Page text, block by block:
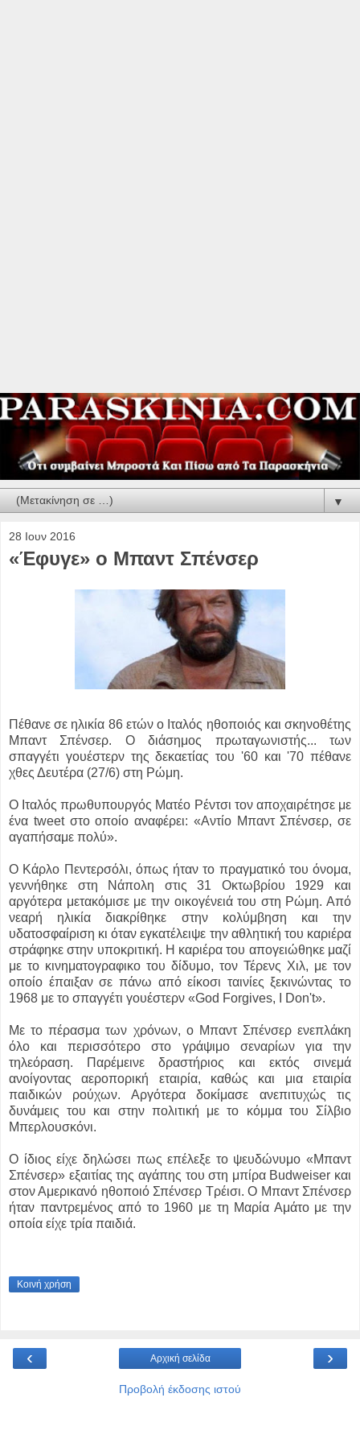
▼
28 Ιουν 2016
«Έφυγε» ο Μπαντ Σπένσερ
Πέθανε σε ηλικία 86 ετών ο Ιταλός ηθοποιός και σκηνοθέτης
Μπαντ Σπένσερ. O διάσημος πρωταγωνιστής... των
σπαγγέτι γουέστερν της δεκαετίας του '60 και '70 πέθανε
χθες Δευτέρα (27/6) στη Ρώμη.
Ο Ιταλός πρωθυπουργός Ματέο Ρέντσι τον αποχαιρέτησε με
ένα tweet στο οποίο αναφέρει: «Αντίο Μπαντ Σπένσερ, σε
αγαπήσαμε πολύ».
Ο Κάρλο Πεντερσόλι, όπως ήταν το πραγματικό του όνομα,
γεννήθηκε στη Νάπολη στις 31 Οκτωβρίου 1929 και
αργότερα μετακόμισε με την οικογένειά του στη Ρώμη. Από
νεαρή ηλικία διακρίθηκε στην κολύμβηση και την
υδατοσφαίριση κι όταν εγκατέλειψε την αθλητική του καριέρα
στράφηκε στην υποκριτική. Η καριέρα του απογειώθηκε μαζί
με το κινηματογραφικο του δίδυμο, τον Τέρενς Χιλ, με τον
οποίο έπαιξαν σε πάνω από είκοσι ταινίες ξεκινώντας το
1968 με το σπαγγέτι γουέστερν «God Forgives, I Don't».
Με το πέρασμα των χρόνων, ο Μπαντ Σπένσερ ενεπλάκη
όλο και περισσότερο στο γράψιμο σεναρίων για την
τηλεόραση. Παρέμεινε δραστήριος και εκτός σινεμά
ανοίγοντας αεροπορική εταιρία, καθώς και μια εταιρία
παιδικών ρούχων. Αργότερα δοκίμασε ανεπιτυχώς τις
δυνάμεις του και στην πολιτική με το κόμμα του Σίλβιο
Μπερλουσκόνι.
Ο ίδιος είχε δηλώσει πως επέλεξε το ψευδώνυμο «Μπαντ
Σπένσερ» εξαιτίας της αγάπης του στη μπίρα Budweiser και
στον Αμερικανό ηθοποιό Σπένσερ Τρέισι. Ο Μπαντ Σπένσερ
ήταν παντρεμένος από το 1960 με τη Μαρία Αμάτο με την
οποία είχε τρία παιδιά.
Κοινή χρήση
‹ ›
Αρχική σελίδα
Προβολή έκδοσης ιστού